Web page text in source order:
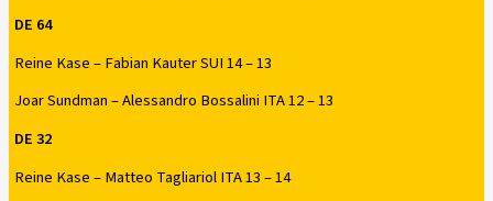
DE 64
Reine Kase – Fabian Kauter SUI 14 – 13
Joar Sundman – Alessandro Bossalini ITA 12 – 13
DE 32
Reine Kase – Matteo Tagliariol ITA 13 – 14